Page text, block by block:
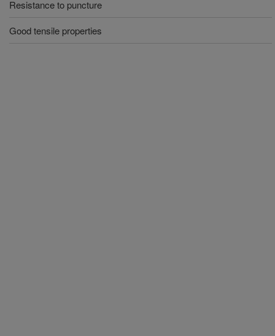
Resistance to puncture
Good tensile properties